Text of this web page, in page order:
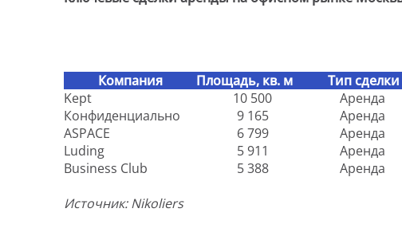
Компания Площадь, кв. м Тип
Kept
10 500 Аренда
Конфиденциально
9 165 Аренда
ASPACE
6 799 Аренда
Luding
5 911 Аренда
Business Club
5 388 Аренда
Источник: Nikoliers